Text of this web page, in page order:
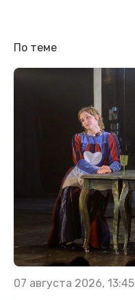
По теме
07 августа 2026, 13:45